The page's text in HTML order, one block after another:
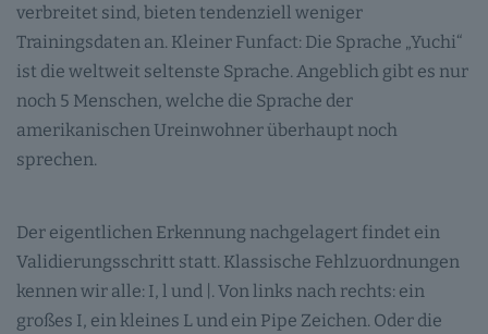
verbreitet sind, bieten tendenziell weniger
Trainingsdaten an. Kleiner Funfact: Die Sprache „Yuchi“
ist die weltweit seltenste Sprache. Angeblich gibt es nur
noch 5 Menschen, welche die Sprache der
amerikanischen Ureinwohner überhaupt noch
sprechen.
Der eigentlichen Erkennung nachgelagert findet ein
Validierungsschritt statt. Klassische Fehlzuordnungen
kennen wir alle: I, l und |. Von links nach rechts: ein
großes I, ein kleines L und ein Pipe Zeichen. Oder die